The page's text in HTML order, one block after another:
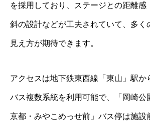
を採用しており、ステージとの距離感
斜の設計などが工夫されていて、多く
見え方が期待できます。
アクセスは地下鉄東西線「東山」駅か
バス複数系統を利用可能で、「岡崎公
京都・みやこめっせ前」バス停は施設